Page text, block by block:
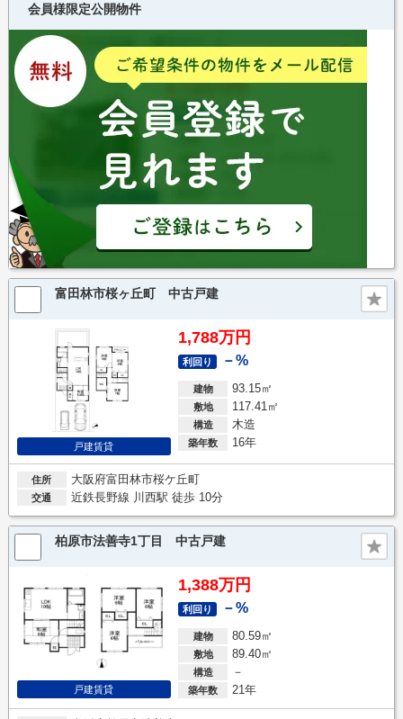
会員様限定公開物件
富田林市桜ヶ丘町 中古戸建
戸建賃貸
1,788万円
利回り －%
建物 93.15㎡
敷地 117.41㎡
構造 木造
築年数 16年
住所 大阪府富田林市桜ケ丘町
交通 近鉄長野線 川西駅 徒歩 10分
柏原市法善寺1丁目 中古戸建
戸建賃貸
1,388万円
利回り －%
建物 80.59㎡
敷地 89.40㎡
構造 －
築年数 21年